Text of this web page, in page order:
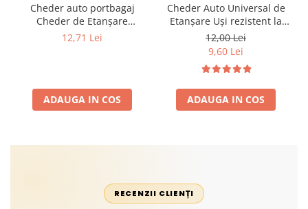
Cheder auto portbagaj
Cheder de Etanșare
Profesional din Cauciuc -
Liniar
12,71 Lei
ADAUGA IN COS
Cheder Auto Universal de
Etanșare Uși rezistent la
intemperii, raze UV,
îmbătrânire și temperaturi
extreme
12,00 Lei
9,60 Lei
ADAUGA IN COS
RECENZII CLIENȚI